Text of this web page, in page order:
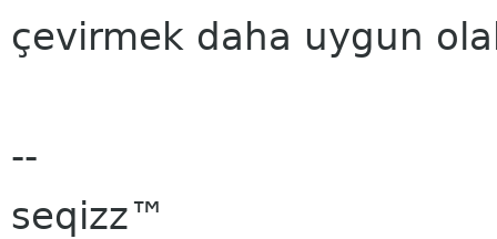
çevirmek daha uygun
--
seqizz™